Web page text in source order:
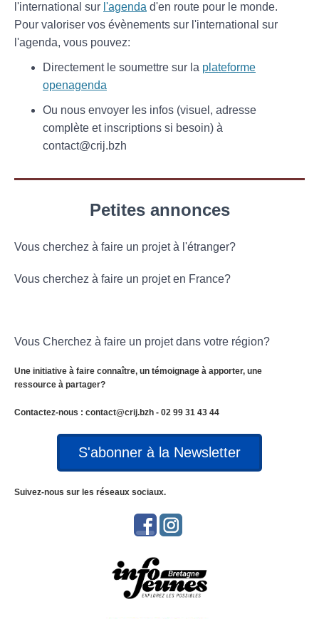
l'international sur l'agenda d'en route pour le monde.
Pour valoriser vos évènements sur l'international sur
l'agenda, vous pouvez:
Directement le soumettre sur la plateforme
openagenda
Ou nous envoyer les infos (visuel, adresse
complète et inscriptions si besoin) à
contact@crij.bzh
Petites annonces
Vous cherchez à faire un projet à l'étranger?
Vous cherchez à faire un projet en France?
Vous Cherchez à faire un projet dans votre région?
Une initiative à faire connaître, un témoignage à apporter, une
ressource à partager?
Contactez-nous : contact@crij.bzh - 02 99 31 43 44
S'abonner à la Newsletter
Suivez-nous sur les réseaux sociaux.